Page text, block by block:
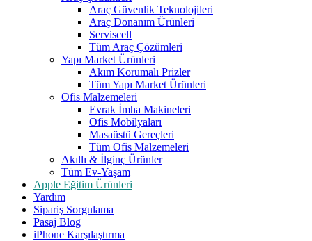
Araç Güvenlik Teknolojileri
Araç Donanım Ürünleri
Serviscell
Tüm Araç Çözümleri
Yapı Market Ürünleri
Akım Korumalı Prizler
Tüm Yapı Market Ürünleri
Ofis Malzemeleri
Evrak İmha Makineleri
Ofis Mobilyaları
Masaüstü Gereçleri
Tüm Ofis Malzemeleri
Akıllı & İlginç Ürünler
Tüm Ev-Yaşam
Apple Eğitim Ürünleri
Yardım
Sipariş Sorgulama
Pasaj Blog
iPhone Karşılaştırma